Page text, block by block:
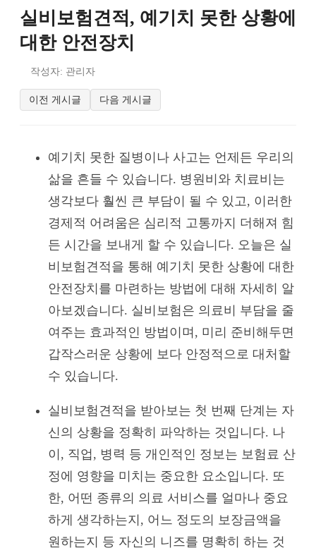
실비보험견적, 예기치 못한 상황에
대한 안전장치
작성자: 관리자
이전 게시글 다음 게시글
예기치 못한 질병이나 사고는 언제든 우리의
삶을 흔들 수 있습니다. 병원비와 치료비는
생각보다 훨씬 큰 부담이 될 수 있고, 이러한
경제적 어려움은 심리적 고통까지 더해져 힘
든 시간을 보내게 할 수 있습니다. 오늘은 실
비보험견적을 통해 예기치 못한 상황에 대한
안전장치를 마련하는 방법에 대해 자세히 알
아보겠습니다. 실비보험은 의료비 부담을 줄
여주는 효과적인 방법이며, 미리 준비해두면
갑작스러운 상황에 보다 안정적으로 대처할
수 있습니다.
실비보험견적을 받아보는 첫 번째 단계는 자
신의 상황을 정확히 파악하는 것입니다. 나
이, 직업, 병력 등 개인적인 정보는 보험료 산
정에 영향을 미치는 중요한 요소입니다. 또
한, 어떤 종류의 의료 서비스를 얼마나 중요
하게 생각하는지, 어느 정도의 보장금액을
원하는지 등 자신의 니즈를 명확히 하는 것